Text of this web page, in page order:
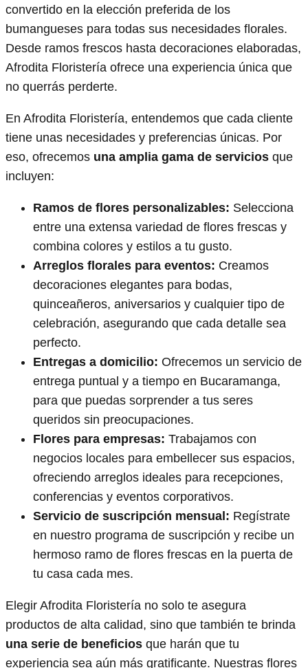
convertido en la elección preferida de los
bumangueses para todas sus necesidades florales.
Desde ramos frescos hasta decoraciones elaboradas,
Afrodita Floristería ofrece una experiencia única que
no querrás perderte.
En Afrodita Floristería, entendemos que cada cliente
tiene unas necesidades y preferencias únicas. Por
eso, ofrecemos una amplia gama de servicios que
incluyen:
Ramos de flores personalizables: Selecciona
entre una extensa variedad de flores frescas y
combina colores y estilos a tu gusto.
Arreglos florales para eventos: Creamos
decoraciones elegantes para bodas,
quinceañeros, aniversarios y cualquier tipo de
celebración, asegurando que cada detalle sea
perfecto.
Entregas a domicilio: Ofrecemos un servicio de
entrega puntual y a tiempo en Bucaramanga,
para que puedas sorprender a tus seres
queridos sin preocupaciones.
Flores para empresas: Trabajamos con
negocios locales para embellecer sus espacios,
ofreciendo arreglos ideales para recepciones,
conferencias y eventos corporativos.
Servicio de suscripción mensual: Regístrate
en nuestro programa de suscripción y recibe un
hermoso ramo de flores frescas en la puerta de
tu casa cada mes.
Elegir Afrodita Floristería no solo te asegura
productos de alta calidad, sino que también te brinda
una serie de beneficios que harán que tu
experiencia sea aún más gratificante. Nuestras flores